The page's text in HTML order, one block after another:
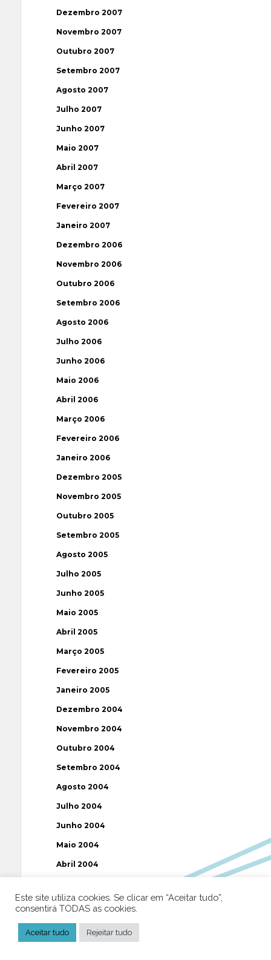
Dezembro 2007
Novembro 2007
Outubro 2007
Setembro 2007
Agosto 2007
Julho 2007
Junho 2007
Maio 2007
Abril 2007
Março 2007
Fevereiro 2007
Janeiro 2007
Dezembro 2006
Novembro 2006
Outubro 2006
Setembro 2006
Agosto 2006
Julho 2006
Junho 2006
Maio 2006
Abril 2006
Março 2006
Fevereiro 2006
Janeiro 2006
Dezembro 2005
Novembro 2005
Outubro 2005
Setembro 2005
Agosto 2005
Julho 2005
Junho 2005
Maio 2005
Abril 2005
Março 2005
Fevereiro 2005
Janeiro 2005
Dezembro 2004
Novembro 2004
Outubro 2004
Setembro 2004
Agosto 2004
Julho 2004
Junho 2004
Maio 2004
Abril 2004
Fevereiro 2004
Janeiro 2004
Dezembro 2003
Este site utiliza cookies. Se clicar em “Aceitar tudo”,
consentirá TODAS as cookies.
Aceitar tudo Rejeitar tudo